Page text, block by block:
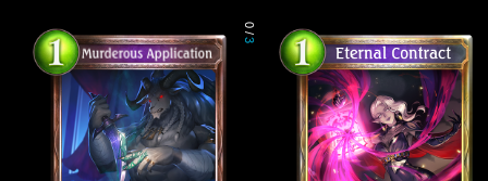
0
/
3